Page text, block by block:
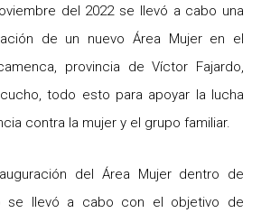
del 2022 se llevó a cabo una
de un nuevo Área Mujer en el
provincia de Víctor Fajardo,
todo esto para apoyar la lucha
contra la mujer y el grupo familiar.
del Área Mujer dentro de
se llevó a cabo con el objetivo de